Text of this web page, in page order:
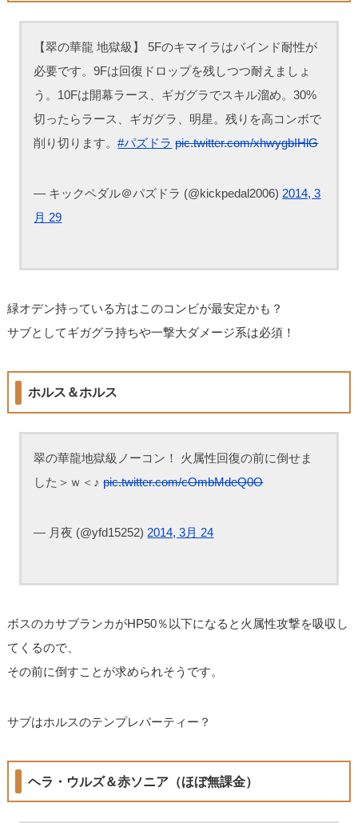
【翠の華龍 地獄級】 5Fのキマイラはバインド耐性が
必要です。9Fは回復ドロップを残しつつ耐えましょ
う。10Fは開幕ラース、ギガグラでスキル溜め。30%
切ったらラース、ギガグラ、明星。残りを高コンボで
削り切ります。#パズドラ pic.twitter.com/xhwygbIHlG
— キックペダル＠パズドラ (@kickpedal2006)2014, 3
月 29
緑オデン持っている方はこのコンビが最安定かも？
サブとしてギガグラ持ちや一撃大ダメージ系は必須！
ホルス＆ホルス
翠の華龍地獄級ノーコン！ 火属性回復の前に倒せま
した＞ｗ＜♪pic.twitter.com/cOmbMdeQ0O
— 月夜 (@yfd15252) 2014, 3月 24
ボスのカサブランカがHP50％以下になると火属性攻撃を吸収し
てくるので、
その前に倒すことが求められそうです。
サブはホルスのテンプレパーティー？
ヘラ・ウルズ＆赤ソニア（ほぼ無課金）